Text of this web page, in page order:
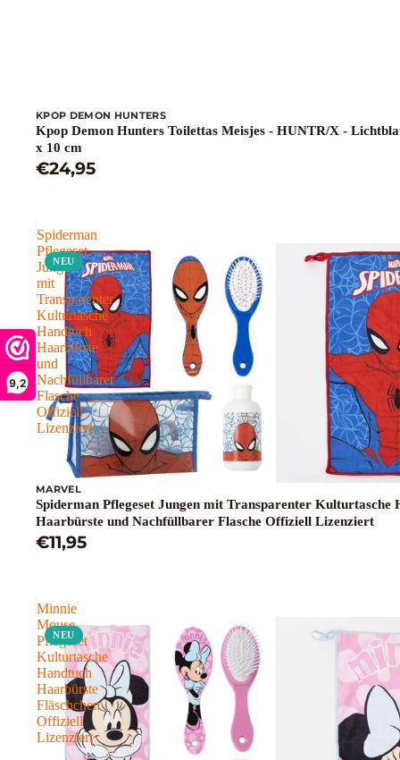
9,2
KPOP DEMON HUNTERS
Kpop Demon Hunters Toilettas Meisjes - HUNTR/X -
x 10 cm
€24,95
Spiderman
Pflegeset
Jungen
mit
Transparenter
Kulturtasche
Handtuch
Haarbürste
und
Nachfüllbarer
Flasche
Offiziell
Lizenziert
NEU
MARVEL
Spiderman Pflegeset Jungen mit Transparenter Kulturtasche
Haarbürste und Nachfüllbarer Flasche Offiziell Lizenziert
€11,95
Minnie
Mouse
Pflegeset
Kulturtasche
Handtuch
Haarbürste
Fläschchen
Offiziell
Lizenziert
NEU